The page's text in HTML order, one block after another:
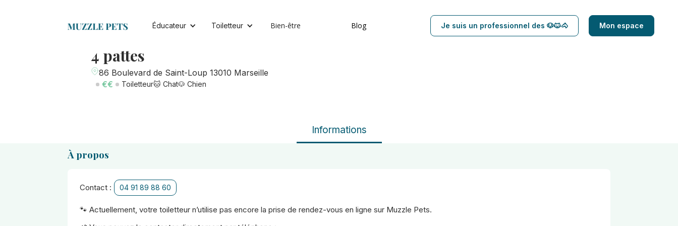
Éducateur Toiletteur Bien-être Blog Je suis un professionnel des 🐶🐱🐴 Mon espace
4 pattes
86 Boulevard de Saint-Loup 13010 Marseille
€€
Toiletteur🐱 Chat🐶 Chien
Informations
À propos
Contact : 04 91 89 88 60
🐾 Actuellement, votre toiletteur n’utilise pas encore la prise de rendez-vous en ligne sur Muzzle Pets.